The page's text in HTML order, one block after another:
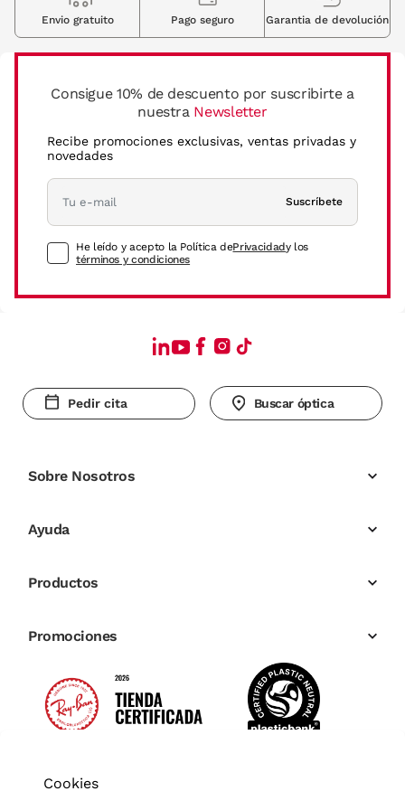
Consigue 10% de descuento por suscribirte a
nuestra Newsletter
Recibe promociones exclusivas, ventas privadas y
novedades
Suscríbete
He leído y acepto la Política dePrivacidady los
términos y condiciones
Envio gratuito Pago seguro Garantia de devolución
Pedir cita Buscar óptica
Sobre Nosotros
Ayuda
Productos
Promociones
Cookies